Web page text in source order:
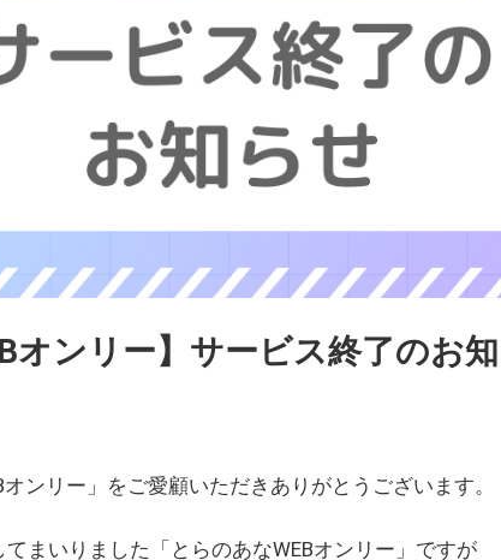
オンリー】サービス終了のお
ンリー」をご愛顧いただきありがとうございます。
まいりました「とらのあなWEBオンリー」ですが